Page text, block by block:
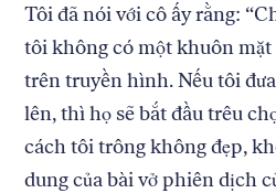
Tôi đã nói với cô ấy rằng:
tôi không có một khuôn mặt
trên truyền hình. Nếu tôi
lên, thì họ sẽ bắt đầu trêu
cách tôi trông không đẹp,
dung của bài vở phiên dịch